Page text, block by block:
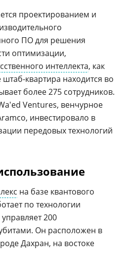
проектированием и
ПО для решения
оптимизации,
интеллекта, как
штаб-квартира находится во
более 275 сотрудников.
Ventures, венчурное
инвестировало в
передовых технологий
на базе квантового
по технологии
200
Он расположен в
Дахран, на востоке